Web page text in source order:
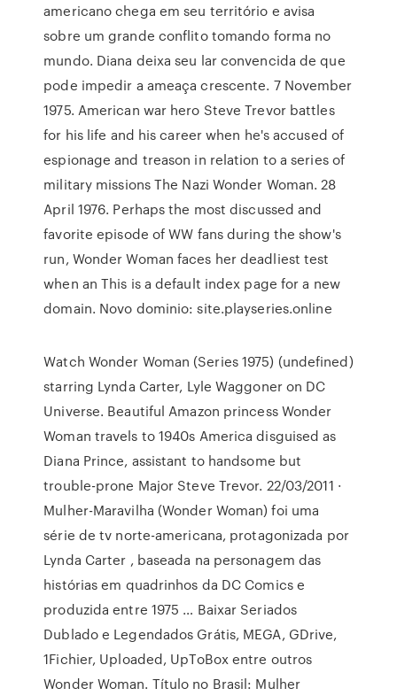
americano chega em seu território e avisa
sobre um grande conflito tomando forma no
mundo. Diana deixa seu lar convencida de que
pode impedir a ameaça crescente. 7 November
1975. American war hero Steve Trevor battles
for his life and his career when he's accused of
espionage and treason in relation to a series of
military missions The Nazi Wonder Woman. 28
April 1976. Perhaps the most discussed and
favorite episode of WW fans during the show's
run, Wonder Woman faces her deadliest test
when an This is a default index page for a new
domain. Novo dominio: site.playseries.online
Watch Wonder Woman (Series 1975) (undefined)
starring Lynda Carter, Lyle Waggoner on DC
Universe. Beautiful Amazon princess Wonder
Woman travels to 1940s America disguised as
Diana Prince, assistant to handsome but
trouble-prone Major Steve Trevor. 22/03/2011 ·
Mulher-Maravilha (Wonder Woman) foi uma
série de tv norte-americana, protagonizada por
Lynda Carter , baseada na personagem das
histórias em quadrinhos da DC Comics e
produzida entre 1975 … Baixar Seriados
Dublado e Legendados Grátis, MEGA, GDrive,
1Fichier, Uploaded, UpToBox entre outros
Wonder Woman. Título no Brasil: Mulher